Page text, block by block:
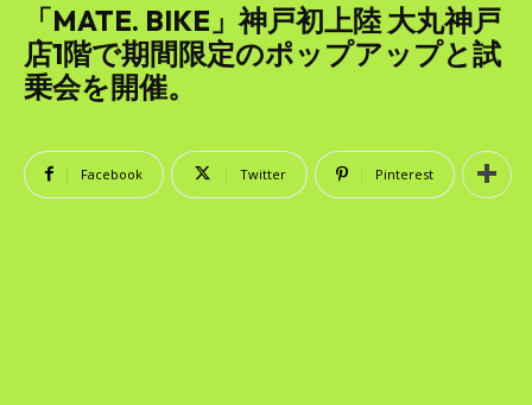
「MATE. BIKE」神戸初上陸 大丸神戸
店1階で期間限定のポップアップと試
乗会を開催。
Facebook Twitter Pinterest